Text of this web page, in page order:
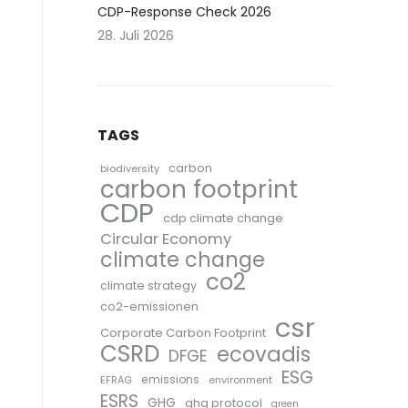
CDP-Response Check 2026
28. Juli 2026
TAGS
biodiversity carbon
carbon footprint
CDP cdp climate change
Circular Economy
climate change
climate strategy co2
co2-emissionen
Corporate Carbon Footprint csr
CSRD DFGE ecovadis
EFRAG emissions environment
ESG
ESRS GHG ghg protocol green